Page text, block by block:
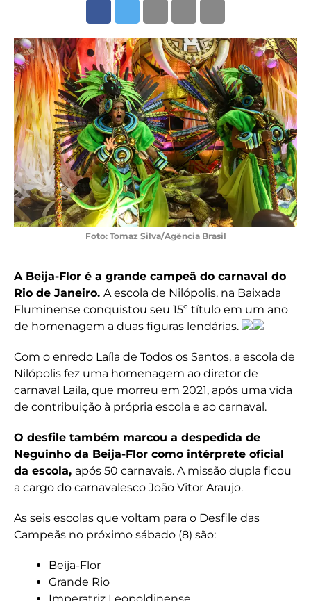
Foto: Tomaz Silva/Agência Brasil
A Beija-Flor é a grande campeã do carnaval do
Rio de Janeiro. A escola de Nilópolis, na Baixada
Fluminense conquistou seu 15º título em um ano
de homenagem a duas figuras lendárias.
Com o enredo Laíla de Todos os Santos, a escola de
Nilópolis fez uma homenagem ao diretor de
carnaval Laila, que morreu em 2021, após uma vida
de contribuição à própria escola e ao carnaval.
O desfile também marcou a despedida de
Neguinho da Beija-Flor como intérprete oficial
da escola, após 50 carnavais. A missão dupla ficou
a cargo do carnavalesco João Vitor Araujo.
As seis escolas que voltam para o Desfile das
Campeãs no próximo sábado (8) são:
Beija-Flor
Grande Rio